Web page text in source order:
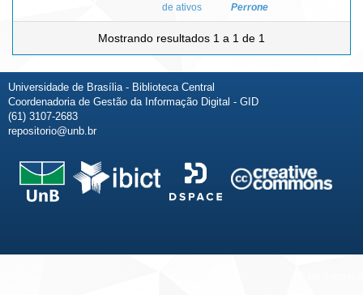
de ativos
Perrone
Mostrando resultados 1 a 1 de 1
Universidade de Brasília - Biblioteca Central
Coordenadoria de Gestão da Informação Digital - GID
(61) 3107-2683
repositorio@unb.br